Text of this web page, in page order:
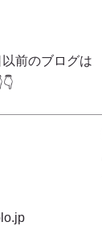
前のブログは